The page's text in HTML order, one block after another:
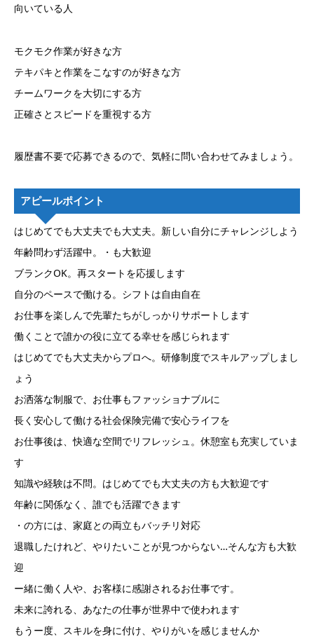
向いている人
モクモク作業が好きな方
テキパキと作業をこなすのが好きな方
チームワークを大切にする方
正確さとスピードを重視する方
履歴書不要で応募できるので、気軽に問い合わせてみましょう。
アピールポイント
はじめてでも大丈夫でも大丈夫。新しい自分にチャレンジしよう
年齢問わず活躍中。・も大歓迎
ブランクOK。再スタートを応援します
自分のペースで働ける。シフトは自由自在
お仕事を楽しんで先輩たちがしっかりサポートします
働くことで誰かの役に立てる幸せを感じられます
はじめてでも大丈夫からプロへ。研修制度でスキルアップしまし
ょう
お洒落な制服で、お仕事もファッショナブルに
長く安心して働ける社会保険完備で安心ライフを
お仕事後は、快適な空間でリフレッシュ。休憩室も充実していま
す
知識や経験は不問。はじめてでも大丈夫の方も大歓迎です
年齢に関係なく、誰でも活躍できます
・の方には、家庭との両立もバッチリ対応
退職したけれど、やりたいことが見つからない…そんな方も大歓
迎
ー緒に働く人や、お客様に感謝されるお仕事です。
未来に誇れる、あなたの仕事が世界中で使われます
もうー度、スキルを身に付け、やりがいを感じませんか